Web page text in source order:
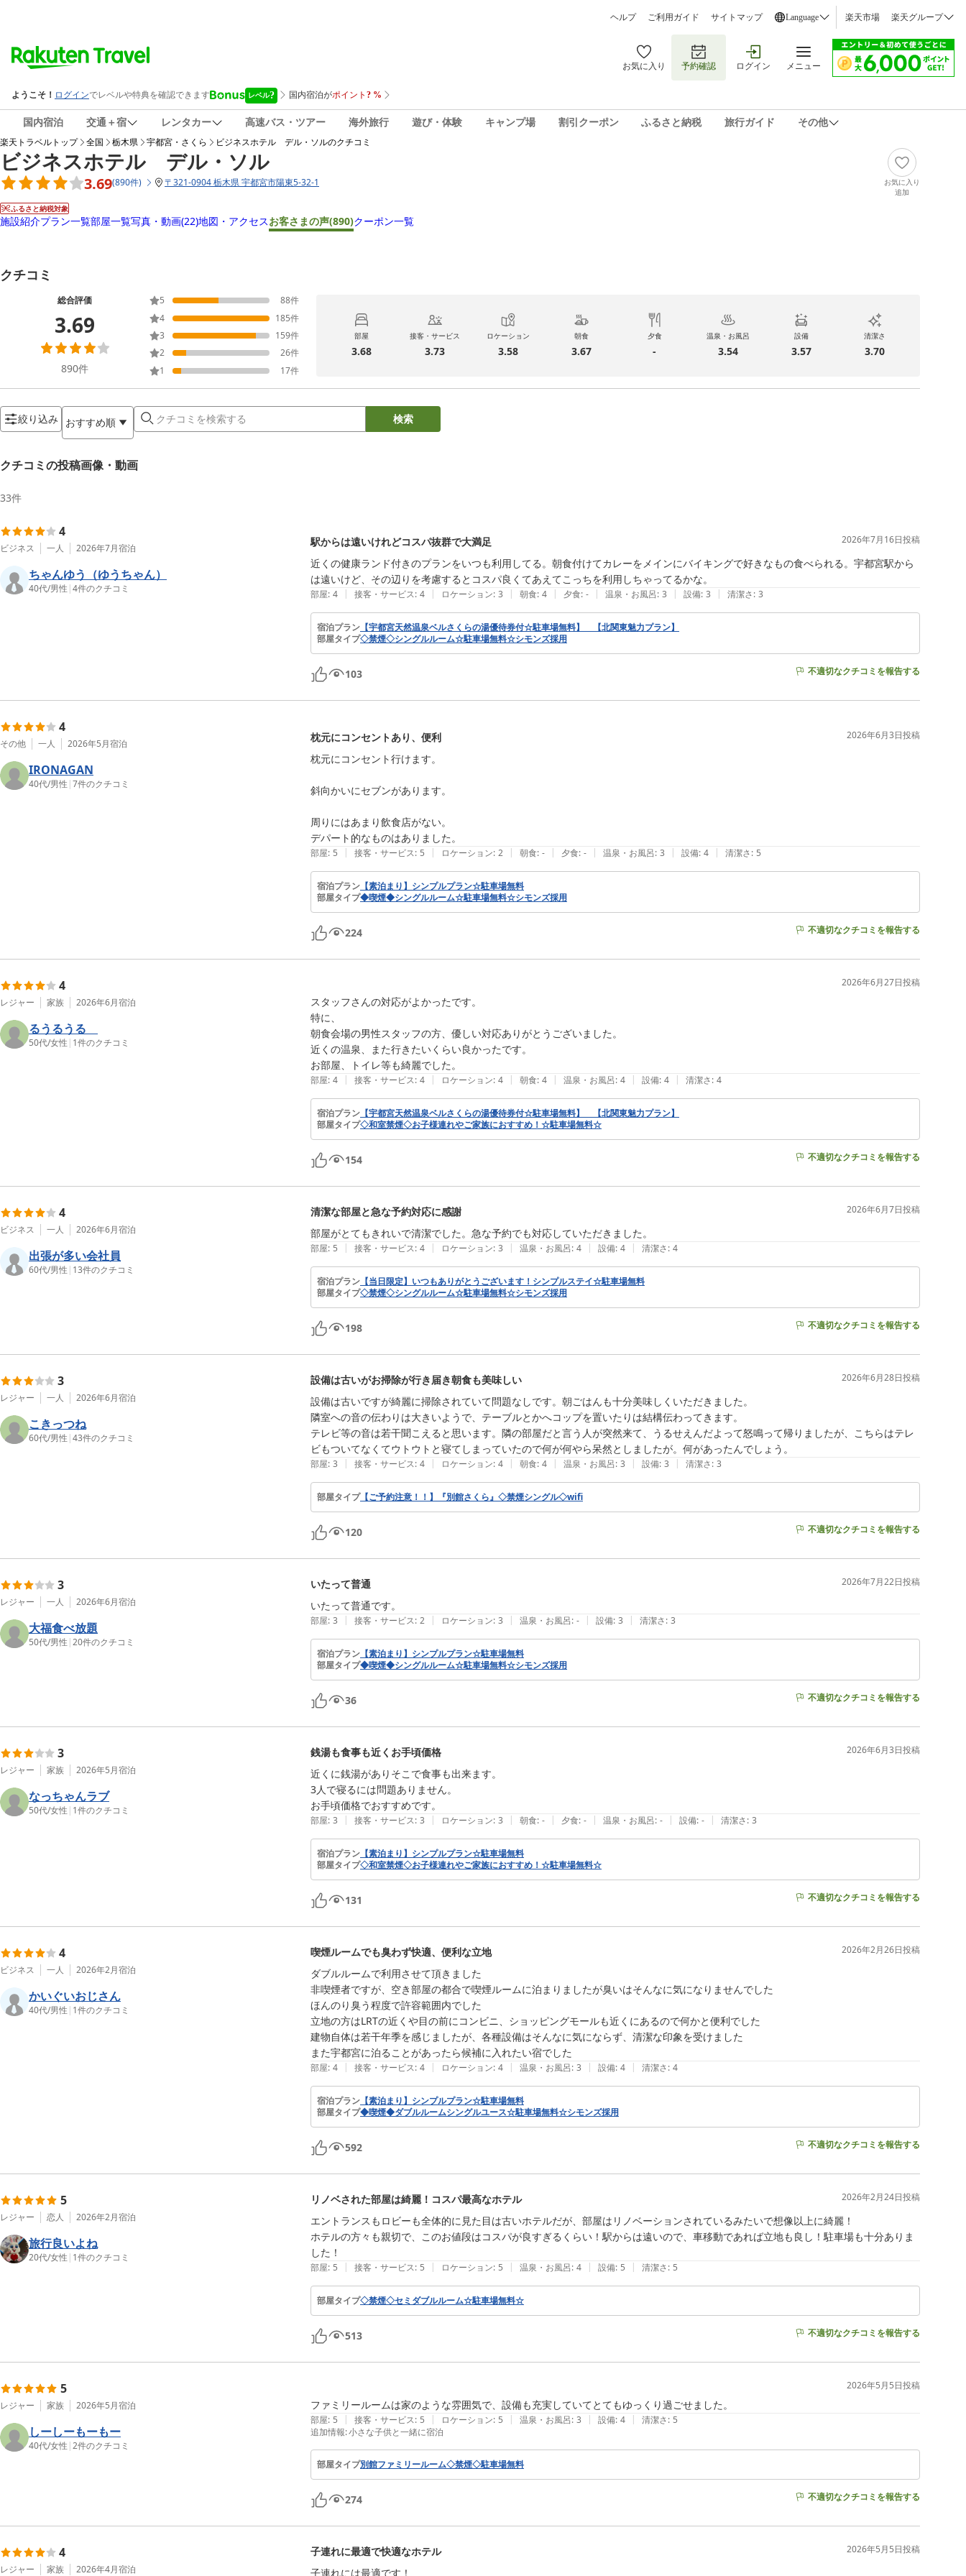
ヘルプ ご利用ガイド サイトマップ Language 楽天市場 楽天グループ
お気に入り 予約確認 ログイン メニュー
国内宿泊 交通＋宿 レンタカー 高速バス・ツアー 海外旅行 遊び・体験 キャンプ場 割引クーポン ふるさと納税 旅行ガイド その他
楽天トラベルトップ 全国 栃木県 宇都宮・さくら ビジネスホテル デル・ソルのクチコミ
ビジネスホテル デル・ソル
3.69(890件) 〒321-0904 栃木県 宇都宮市陽東5-32-1
ふるさと納税対象
お気に入り
追加
施設紹介プラン一覧部屋一覧写真・動画(22)地図・アクセスお客さまの声(890)クーポン一覧
クチコミ
総合評価
3.69
890件
5 88件
4
185件
3
159件
2
26件
1
17件
部屋
3.68
接客・サービス
3.73
ロケーション
3.58
朝食
3.67
夕食
-
温泉・お風呂
3.54
設備
3.57
清潔さ
3.70
絞り込み おすすめ順 検索
クチコミの投稿画像・動画
33件
4
ビジネス 一人 2026年7月宿泊
ちゃんゆう（ゆうちゃん）
40代/男性 |4件のクチコミ
駅からは遠いけれどコスパ抜群で大満足 2026年7月16日投稿
近くの健康ランド付きのプランをいつも利用してる。朝食付けてカレーをメインにバイキングで好きなもの食べられる。宇都宮駅から
は遠いけど、その辺りを考慮するとコスパ良くてあえてこっちを利用しちゃってるかな。
部屋: 4 | 接客・サービス: 4 | ロケーション: 3 | 朝食: 4 | 夕食: - | 温泉・お風呂: 3 | 設備: 3 | 清潔さ: 3
宿泊プラン 【宇都宮天然温泉ベルさくらの湯優待券付☆駐車場無料】 【北関東魅力プラン】
部屋タイプ◇禁煙◇シングルルーム☆駐車場無料☆シモンズ採用
103 不適切なクチコミを報告する
4
その他 一人 2026年5月宿泊
IRONAGAN
40代/男性 |7件のクチコミ
枕元にコンセントあり、便利 2026年6月3日投稿
枕元にコンセント行けます。
斜向かいにセブンがあります。
周りにはあまり飲食店がない。
デパート的なものはありました。
部屋: 5 | 接客・サービス: 5 | ロケーション: 2 | 朝食: - | 夕食: - | 温泉・お風呂: 3 | 設備: 4 | 清潔さ: 5
宿泊プラン 【素泊まり】シンプルプラン☆駐車場無料
部屋タイプ◆喫煙◆シングルルーム☆駐車場無料☆シモンズ採用
224 不適切なクチコミを報告する
4
レジャー 家族 2026年6月宿泊
るうるうる
50代/女性 | 1件のクチコミ
2026年6月27日投稿
スタッフさんの対応がよかったです。
特に、
朝食会場の男性スタッフの方、優しい対応ありがとうございました。
近くの温泉、また行きたいくらい良かったです。
お部屋、トイレ等も綺麗でした。
部屋: 4 | 接客・サービス: 4 | ロケーション: 4 | 朝食: 4 | 温泉・お風呂: 4 | 設備: 4 | 清潔さ: 4
宿泊プラン 【宇都宮天然温泉ベルさくらの湯優待券付☆駐車場無料】 【北関東魅力プラン】
部屋タイプ◇和室禁煙◇お子様連れやご家族におすすめ！☆駐車場無料☆
154 不適切なクチコミを報告する
4
ビジネス 一人 2026年6月宿泊
出張が多い会社員
60代/男性 | 13件のクチコミ
清潔な部屋と急な予約対応に感謝 2026年6月7日投稿
部屋がとてもきれいで清潔でした。急な予約でも対応していただきました。
部屋: 5 | 接客・サービス: 4 | ロケーション: 3 | 温泉・お風呂: 4 | 設備: 4 | 清潔さ: 4
宿泊プラン 【当日限定】いつもありがとうございます！シンプルステイ☆駐車場無料
部屋タイプ◇禁煙◇シングルルーム☆駐車場無料☆シモンズ採用
198 不適切なクチコミを報告する
3
レジャー 一人 2026年6月宿泊
こきっつね
60代/男性 |43件のクチコミ
設備は古いがお掃除が行き届き朝食も美味しい 2026年6月28日投稿
設備は古いですが綺麗に掃除されていて問題なしです。朝ごはんも十分美味しくいただきました。
隣室への音の伝わりは大きいようで、テーブルとかへコップを置いたりは結構伝わってきます。
テレビ等の音は若干聞こえると思います。隣の部屋だと言う人が突然来て、うるせえんだよって怒鳴って帰りましたが、こちらはテレ
ビもついてなくてウトウトと寝てしまっていたので何が何やら呆然としましたが。何があったんでしょう。
部屋: 3 | 接客・サービス: 4 | ロケーション: 4 | 朝食: 4 | 温泉・お風呂: 3 | 設備: 3 | 清潔さ: 3
部屋タイプ【ご予約注意！！】『別館さくら』◇禁煙シングル◇wifi
120 不適切なクチコミを報告する
3
レジャー 一人 2026年6月宿泊
大福食べ放題
50代/男性 |20件のクチコミ
いたって普通 2026年7月22日投稿
いたって普通です。
部屋: 3 | 接客・サービス: 2 | ロケーション: 3 | 温泉・お風呂: - | 設備: 3 | 清潔さ: 3
宿泊プラン 【素泊まり】シンプルプラン☆駐車場無料
部屋タイプ◆喫煙◆シングルルーム☆駐車場無料☆シモンズ採用
36 不適切なクチコミを報告する
3
レジャー 家族 2026年5月宿泊
なっちゃんラブ
50代/女性 | 1件のクチコミ
銭湯も食事も近くお手頃価格 2026年6月3日投稿
近くに銭湯がありそこで食事も出来ます。
3人で寝るには問題ありません。
お手頃価格でおすすめです。
部屋: 3 | 接客・サービス: 3 | ロケーション: 3 | 朝食: - | 夕食: - | 温泉・お風呂: - | 設備: - | 清潔さ: 3
宿泊プラン 【素泊まり】シンプルプラン☆駐車場無料
部屋タイプ◇和室禁煙◇お子様連れやご家族におすすめ！☆駐車場無料☆
131 不適切なクチコミを報告する
4
ビジネス 一人 2026年2月宿泊
かいぐいおじさん
40代/男性 | 1件のクチコミ
喫煙ルームでも臭わず快適、便利な立地 2026年2月26日投稿
ダブルルームで利用させて頂きました
非喫煙者ですが、空き部屋の都合で喫煙ルームに泊まりましたが臭いはそんなに気になりませんでした
ほんのり臭う程度で許容範囲内でした
立地の方はLRTの近くや目の前にコンビニ、ショッピングモールも近くにあるので何かと便利でした
建物自体は若干年季を感じましたが、各種設備はそんなに気にならず、清潔な印象を受けました
また宇都宮に泊ることがあったら候補に入れたい宿でした
部屋: 4 | 接客・サービス: 4 | ロケーション: 4 | 温泉・お風呂: 3 | 設備: 4 | 清潔さ: 4
宿泊プラン 【素泊まり】シンプルプラン☆駐車場無料
部屋タイプ◆喫煙◆ダブルルームシングルユース☆駐車場無料☆シモンズ採用
592 不適切なクチコミを報告する
5
レジャー 恋人 2026年2月宿泊
旅行良いよね
20代/女性 | 1件のクチコミ
リノベされた部屋は綺麗！コスパ最高なホテル 2026年2月24日投稿
エントランスもロビーも全体的に見た目は古いホテルだが、部屋はリノベーションされているみたいで想像以上に綺麗！
ホテルの方々も親切で、このお値段はコスパが良すぎるくらい！駅からは遠いので、車移動であれば立地も良し！駐車場も十分ありま
した！
部屋: 5 | 接客・サービス: 5 | ロケーション: 5 | 温泉・お風呂: 4 | 設備: 5 | 清潔さ: 5
部屋タイプ◇禁煙◇セミダブルルーム☆駐車場無料☆
513 不適切なクチコミを報告する
5
レジャー 家族 2026年5月宿泊
しーしーもーもー
40代/女性 |2件のクチコミ
2026年5月5日投稿
ファミリールームは家のような雰囲気で、設備も充実していてとてもゆっくり過ごせました。
部屋: 5 | 接客・サービス: 5 | ロケーション: 5 | 温泉・お風呂: 3 | 設備: 4 | 清潔さ: 5
追加情報:小さな子供と一緒に宿泊
部屋タイプ別館ファミリールーム◇禁煙◇駐車場無料
274 不適切なクチコミを報告する
4
レジャー 家族 2026年4月宿泊
子連れに最適で快適なホテル 2026年5月5日投稿
子連れには最適です！